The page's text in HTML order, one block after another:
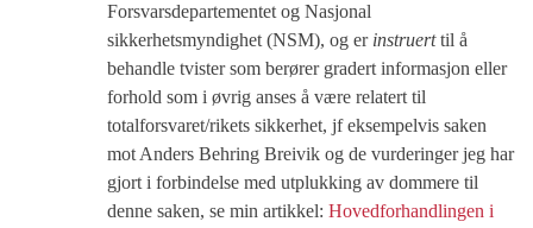
Forsvarsdepartementet og Nasjonal
sikkerhetsmyndighet (NSM), og er instruerttil å
behandle tvister som berører gradert informasjon eller
forhold som i øvrig anses å være relatert til
totalforsvaret/rikets sikkerhet, jf eksempelvis saken
mot Anders Behring Breivik og de vurderinger jeg har
gjort i forbindelse med utplukking av dommere til
denne saken, se min artikkel: Hovedforhandlingen i